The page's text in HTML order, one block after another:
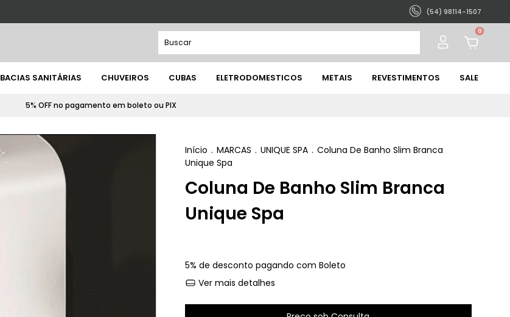
(54) 98114-1507
0
BACIAS SANITÁRIAS CHUVEIROS CUBAS ELETRODOMESTICOS METAIS REVESTIMENTOS SALE
5% OFF no pagamento em boleto ou PIX
Início . MARCAS . UNIQUE SPA . Coluna De Banho Slim Branca
Unique Spa
Coluna De Banho Slim Branca
Unique Spa
5% de desconto pagando com Boleto
Ver mais detalhes